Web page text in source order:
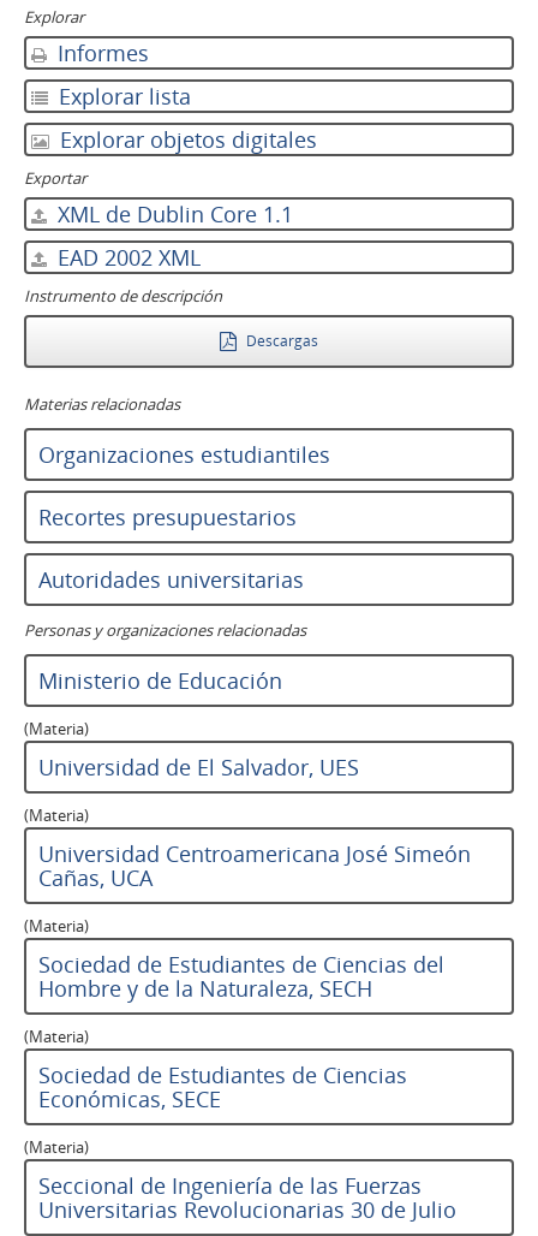
Explorar
Informes
Explorar lista
Explorar objetos digitales
Exportar
XML de Dublin Core 1.1
EAD 2002 XML
Instrumento de descripción
Descargas
Materias relacionadas
Organizaciones estudiantiles
Recortes presupuestarios
Autoridades universitarias
Personas y organizaciones relacionadas
Ministerio de Educación
(Materia)
Universidad de El Salvador, UES
(Materia)
Universidad Centroamericana José Simeón
Cañas, UCA
(Materia)
Sociedad de Estudiantes de Ciencias del
Hombre y de la Naturaleza, SECH
(Materia)
Sociedad de Estudiantes de Ciencias
Económicas, SECE
(Materia)
Seccional de Ingeniería de las Fuerzas
Universitarias Revolucionarias 30 de Julio